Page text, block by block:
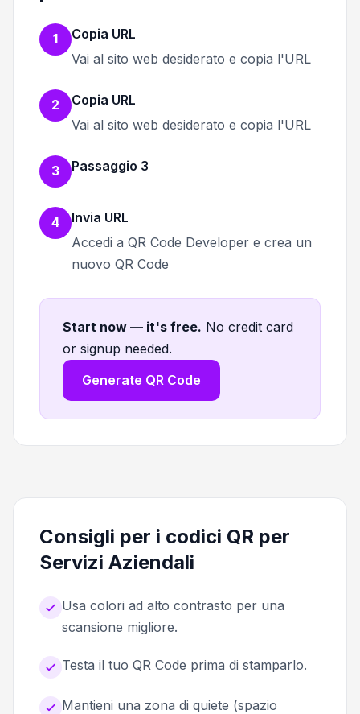
1
Copia URL
Vai al sito web desiderato e copia l'URL
2
Copia URL
Vai al sito web desiderato e copia l'URL
3 Passaggio 3
4
Invia URL
Accedi a QR Code Developer e crea un
nuovo QR Code
Start now — it's free. No credit card
or signup needed.
Generate QR Code
Consigli per i codici QR per
Servizi Aziendali
Usa colori ad alto contrasto per una
scansione migliore.
Testa il tuo QR Code prima di stamparlo.
Mantieni una zona di quiete (spazio